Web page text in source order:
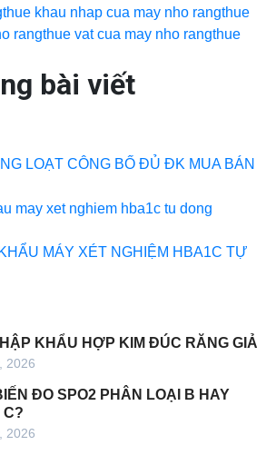
thue khau nhap cua may nho rangthue
rangthue vat cua may nho rangthue
bài viết
LOẠT CÔNG BỐ ĐỦ ĐK MUA BÁN
MÁY XÉT NGHIỆM HBA1C TỰ
KHẨU HỢP KIM ĐÚC RĂNG GIẢ
2026
ĐO SPO2 PHÂN LOẠI B HAY
C?
2026